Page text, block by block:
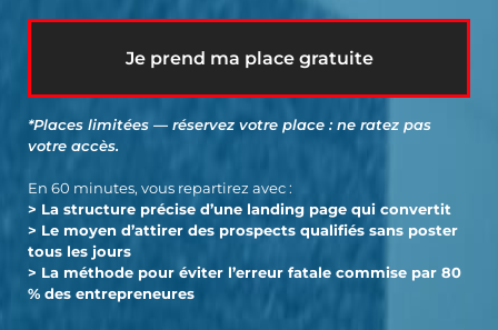
Je prend ma place gratuite
*Places limitées — réservez votre place : ne ratez pas
votre accès.
En 60 minutes, vous repartirez avec :
> La structure précise d’une landing page qui convertit
> Le moyen d’attirer des prospects qualifiés sans poster
tous les jours
> La méthode pour éviter l’erreur fatale commise par 80
% des entrepreneures